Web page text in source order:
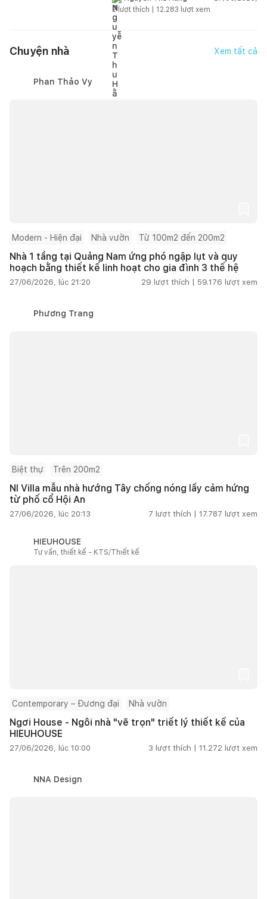
2lượt thích | 12.283 lượt xem
Chuyện nhà Xem tất cả
Phan Thảo Vy
Modern - Hiện đại Nhà vườn Từ 100m2 đến 200m2
Nhà 1 tầng tại Quảng Nam ứng phó ngập lụt và quy
hoạch bằng thiết kế linh hoạt cho gia đình 3 thế hệ
27/06/2026, lúc 21:20 29 lượt thích | 59.176 lượt xem
Phương Trang
Biệt thự Trên 200m2
NI Villa mẫu nhà hướng Tây chống nóng lấy cảm hứng
từ phố cổ Hội An
27/06/2026, lúc 20:13 7 lượt thích | 17.787 lượt xem
HIEUHOUSE
Tư vấn, thiết kế - KTS/Thiết kế
Contemporary – Đương đại Nhà vườn
Ngơi House - Ngôi nhà "vẽ trọn" triết lý thiết kế của
HIEUHOUSE
27/06/2026, lúc 10:00 3 lượt thích | 11.272 lượt xem
NNA Design